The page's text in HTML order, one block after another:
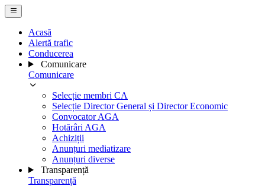
Acasă
Alertă trafic
Conducerea
Comunicare
Comunicare
Selecție membri CA
Selecție Director General și Director Economic
Convocator AGA
Hotărâri AGA
Achiziții
Anunțuri mediatizare
Anunțuri diverse
Transparență
Transparență